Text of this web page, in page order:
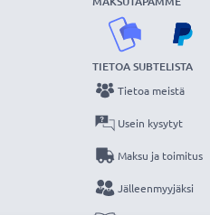
TIETOA SUBTELISTA
Tietoa meistä
Usein kysytyt
Maksu ja toimitus
Jälleenmyyjäksi